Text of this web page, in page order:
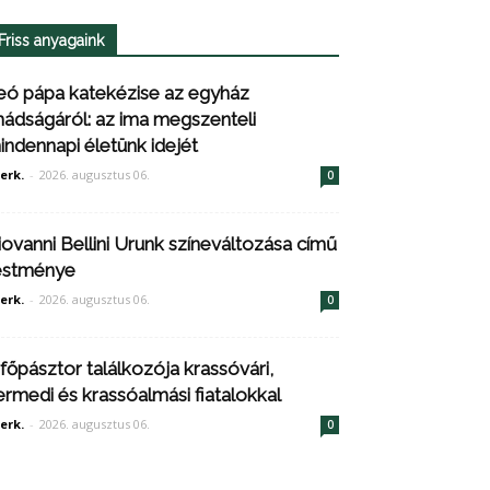
Friss anyagaink
pápa katekézise az egyház
az ima megszenteli
életünk idejét
- 2026. augusztus 06. 0
Bellini Urunk színeváltozása című
- 2026. augusztus 06. 0
találkozója krassóvári,
és krassóalmási fiatalokkal
- 2026. augusztus 06. 0